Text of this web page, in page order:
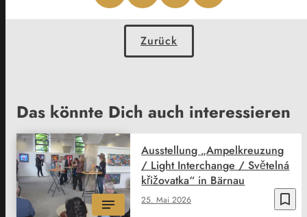
Zurück
Das könnte Dich auch interessieren
bookmark_border
25. Mai 2026
Ausstellung „Ampelkreuzung
/ Light Interchange / Světelná
křižovatka“ in Bärnau